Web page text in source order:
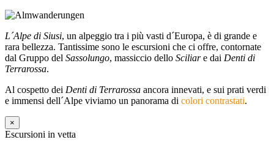
L´Alpe di Siusi, un alpeggio tra i più vasti d´Europa, è di grande e
rara bellezza. Tantissime sono le escursioni che ci offre, contornate
dal Gruppo del Sassolungo, massiccio dello Sciliare dai Denti di
Terrarossa.
Al cospetto dei Denti di Terrarossa ancora innevati, e sui prati verdi
e immensi dell´Alpe viviamo un panorama di colori contrastati.
×
Escursioni in vetta